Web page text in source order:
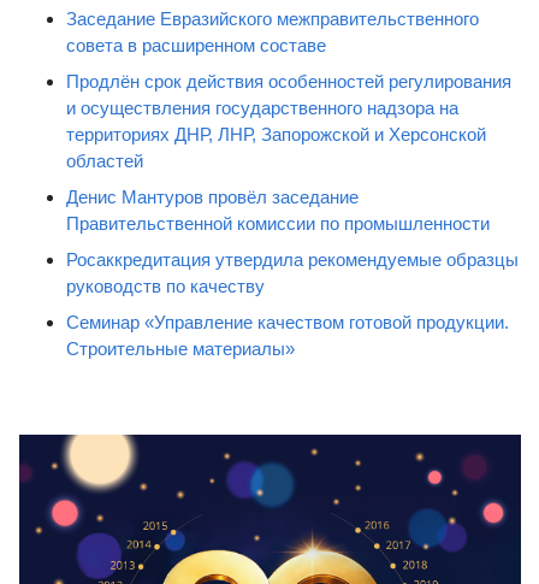
Заседание Евразийского межправительственного
совета в расширенном составе
Продлён срок действия особенностей регулирования
и осуществления государственного надзора на
территориях ДНР, ЛНР, Запорожской и Херсонской
областей
Денис Мантуров провёл заседание
Правительственной комиссии по промышленности
Росаккредитация утвердила рекомендуемые образцы
руководств по качеству
Семинар «Управление качеством готовой продукции.
Строительные материалы»